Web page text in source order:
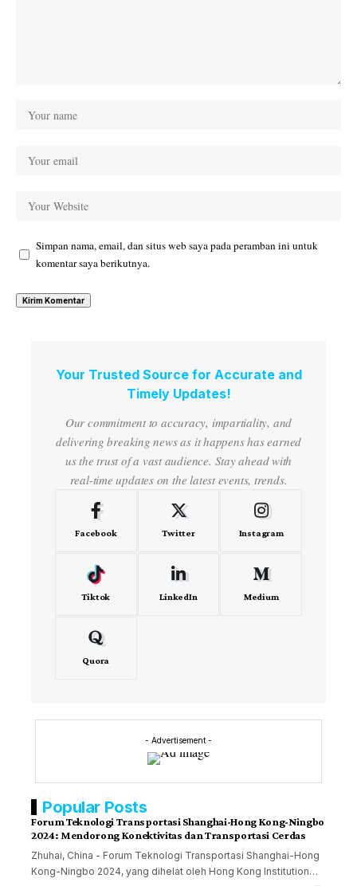
Simpan nama, email, dan situs web saya pada peramban ini untuk
komentar saya berikutnya.
Your Trusted Source for Accurate and
Timely Updates!
Our commitment to accuracy, impartiality, and
delivering breaking news as it happens has earned
us the trust of a vast audience. Stay ahead with
real-time updates on the latest events, trends.
Facebook Twitter Instagram
Tiktok LinkedIn Medium
Quora
- Advertisement -
Popular Posts
Forum Teknologi Transportasi Shanghai-Hong Kong-Ningbo
2024: Mendorong Konektivitas dan Transportasi Cerdas
Zhuhai, China - Forum Teknologi Transportasi Shanghai-Hong
Kong-Ningbo 2024, yang dihelat oleh Hong Kong Institution…